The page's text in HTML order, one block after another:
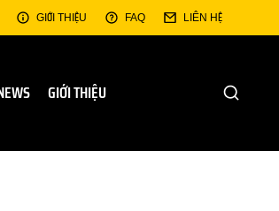
GIỚI THIỆU FAQ LIÊN HỆ
GIỚI THIỆU